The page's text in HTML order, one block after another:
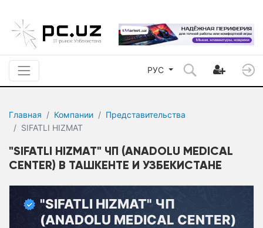
РУС
Главная Компании
Представительства
SIFATLI HIZMAT
"SIFATLI HIZMAT" ЧП (ANADOLU MEDICAL
CENTER) В ТАШКЕНТЕ И УЗБЕКИСТАНЕ
"SIFATLI HIZMAT" ЧП
(ANADOLU MEDICAL CENTER)